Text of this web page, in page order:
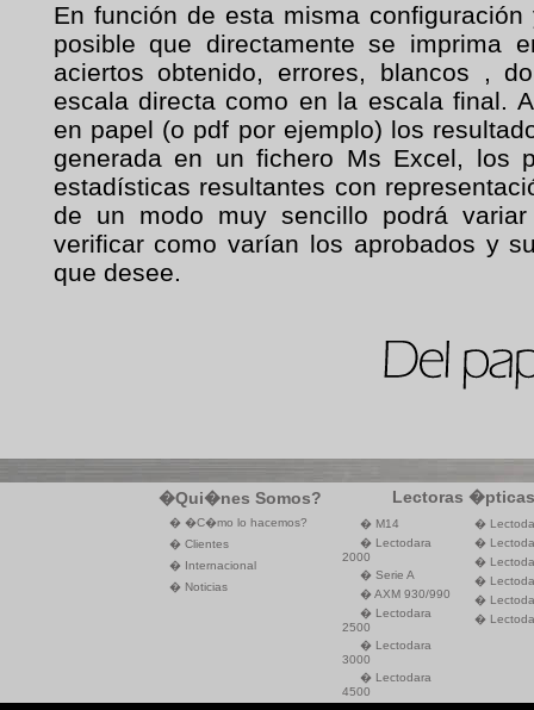
En función de esta misma
posible que directamente se imprima
aciertos obtenido, errores, blancos ,
escala directa como en la escala final.
en papel (o pdf por ejemplo) los
generada en un fichero Ms Excel, los
estadísticas resultantes con
de un modo muy sencillo podrá
verificar como varían los aprobados y
que desee.
�Qui�nes Somos?
� �C�mo lo hacemos?
� Clientes
� Internacional
� Noticias
Lectoras �pticas
� M14
� Lectodara
2000
� Serie A
� AXM 930/990
� Lectodara
2500
� Lectodara
3000
� Lectodara
4500
�
�
�
�
�
�